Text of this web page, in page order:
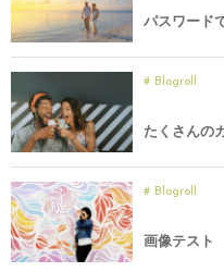
パスワード
Blogroll
たくさんの
Blogroll
画像テスト